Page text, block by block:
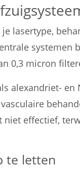
lasertype,
0,3 micron
alexandriet-
effectief,
te letten